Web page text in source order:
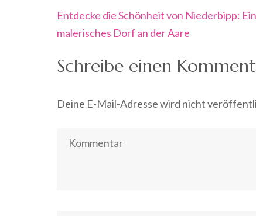
Beitragsnavigation
Entdecke die Schönheit von Niederbipp: Ein
malerisches Dorf an der Aare
Schreibe einen
Deine E-Mail-Adresse wird nicht